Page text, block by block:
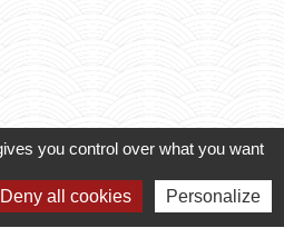
CEZAC
you control over what you want
Deny all cookies Personalize